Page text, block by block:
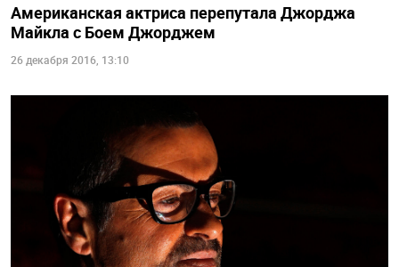
Американская актриса перепутала Джорджа
Майкла с Боем Джорджем
26 декабря 2016, 13:10